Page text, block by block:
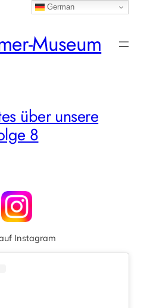
Museum
über unsere
8
Instagram
German